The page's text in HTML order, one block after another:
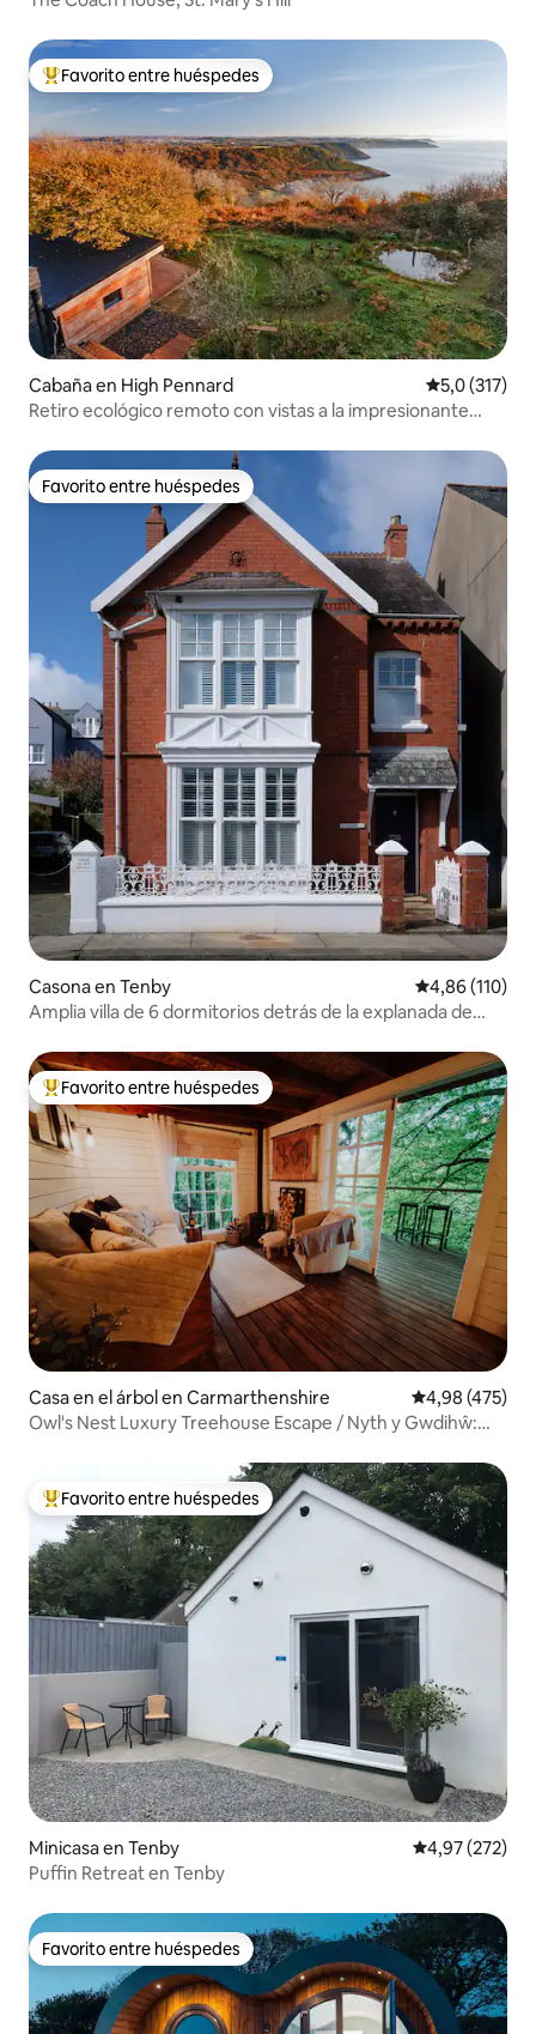
Favorito entre los huéspedes más destacados
Favorito entre huéspedes
Cabaña en High Pennard Calificación
5,0 (317)
Retiro ecológico remoto con vistas a la impresionante
Favorito entre huéspedes
Favorito entre huéspedes
Casona en Tenby Calificación
4,86 (110)
Amplia villa de 6 dormitorios detrás de la explanada de
Favorito entre los huéspedes más destacados
Favorito entre huéspedes
Casa en el árbol en Carmarthenshire Calificación
4,98 (475)
Owl's Nest Luxury Treehouse Escape / Nyth y Gwdihŵ:
Favorito entre los huéspedes más destacados
Favorito entre huéspedes
Minicasa en Tenby Calificación
4,97 (272)
Puffin Retreat en Tenby
Favorito entre huéspedes
Favorito entre huéspedes